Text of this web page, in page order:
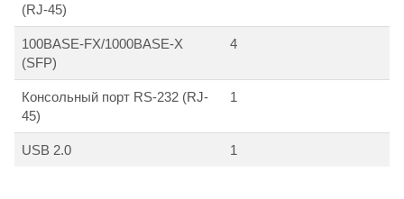
(RJ-45)
100BASE-FX/1000BASE-X
(SFP)
4
Консольный порт RS-232 (RJ-
45)
1
USB 2.0 1